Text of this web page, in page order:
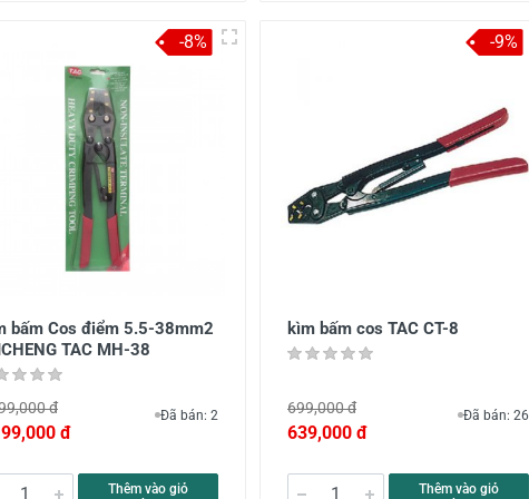
bấm Cos điểm 5.5-38mm2
TAC MH-38
đ
đ
Đã bán: 2
Thêm vào giỏ
-8%
kìm bấm cos TAC CT-8
699,000 đ
639,000 đ
Đã bán: 26
Thêm vào giỏ
-9%